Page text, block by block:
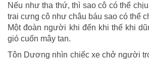
Nếu như tha thứ, thì sao cô có thể
trai cưng cô như châu báu sao có thể
Một đoàn người khi đến khi thế khi
gió cuốn mây tan.
Tôn Dương nhìn chiếc xe chở người